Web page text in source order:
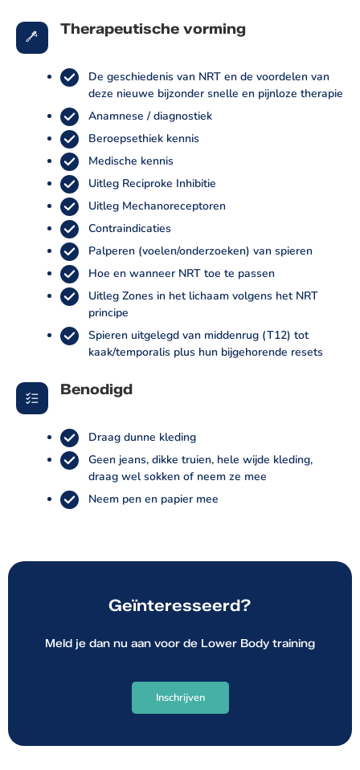
Therapeutische vorming
De geschiedenis van NRT en de voordelen van
deze nieuwe bijzonder snelle en pijnloze therapie
Anamnese / diagnostiek
Beroepsethiek kennis
Medische kennis
Uitleg Reciproke Inhibitie
Uitleg Mechanoreceptoren
Contraindicaties
Palperen (voelen/onderzoeken) van spieren
Hoe en wanneer NRT toe te passen
Uitleg Zones in het lichaam volgens het NRT
principe
Spieren uitgelegd van middenrug (T12) tot
kaak/temporalis plus hun bijgehorende resets
Benodigd
Draag dunne kleding
Geen jeans, dikke truien, hele wijde kleding,
draag wel sokken of neem ze mee
Neem pen en papier mee
Geïnteresseerd?
Meld je dan nu aan voor de Lower Body training
Inschrijven